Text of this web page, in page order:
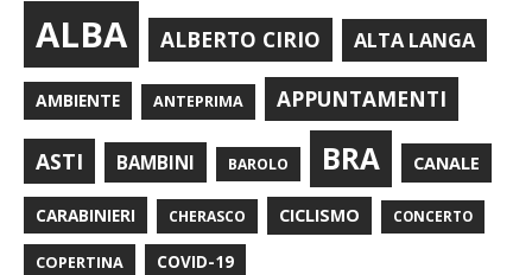
ALBA ALBERTO CIRIO ALTA LANGA
AMBIENTE ANTEPRIMA APPUNTAMENTI
ASTI BAMBINI BAROLO BRA CANALE
CARABINIERI CHERASCO CICLISMO CONCERTO
COPERTINA COVID-19